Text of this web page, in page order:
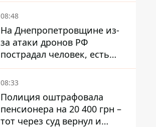
08:48
На Днепропетровщине из-
за атаки дронов РФ
пострадал человек, есть
пожары и повреждения
08:33
Полиция оштрафовала
пенсионера на 20 400 грн –
тот через суд вернул и